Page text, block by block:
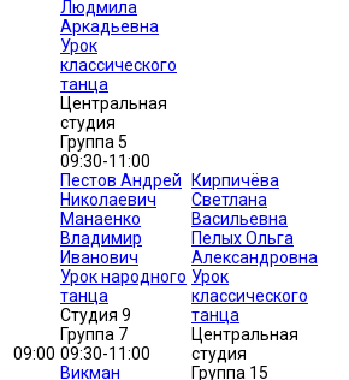
09:00
Людмила
Аркадьевна
Урок
классического
танца
Центральная
студия
Группа 5
09:30-11:00
Пестов Андрей
Николаевич
Манаенко
Владимир
Иванович
Урок народного
танца
Студия 9
Группа 7
09:30-11:00
Викман
Кирпичёва
Светлана
Васильевна
Пелых Ольга
Александровна
Урок
классического
танца
Центральная
студия
Группа 15